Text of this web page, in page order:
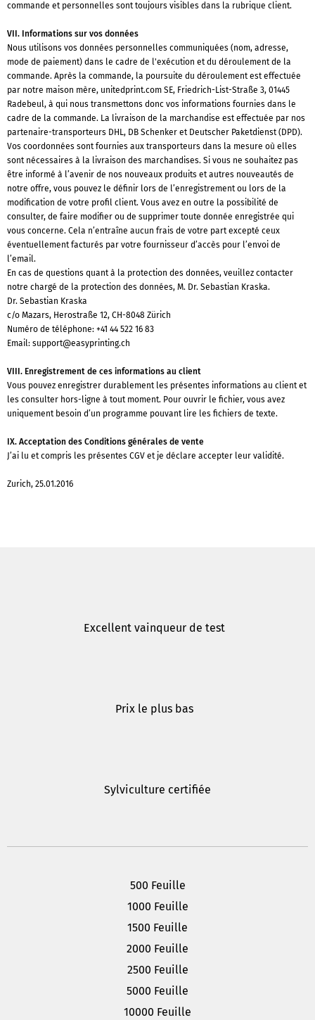
commande et personnelles sont toujours visibles dans la rubrique client.
VII. Informations sur vos données
Nous utilisons vos données personnelles communiquées (nom, adresse,
mode de paiement) dans le cadre de l'exécution et du déroulement de la
commande. Après la commande, la poursuite du déroulement est effectuée
par notre maison mère, unitedprint.com SE, Friedrich-List-Straße 3, 01445
Radebeul, à qui nous transmettons donc vos informations fournies dans le
cadre de la commande. La livraison de la marchandise est effectuée par nos
partenaire-transporteurs DHL, DB Schenker et Deutscher Paketdienst (DPD).
Vos coordonnées sont fournies aux transporteurs dans la mesure où elles
sont nécessaires à la livraison des marchandises. Si vous ne souhaitez pas
être informé à l’avenir de nos nouveaux produits et autres nouveautés de
notre offre, vous pouvez le définir lors de l’enregistrement ou lors de la
modification de votre profil client. Vous avez en outre la possibilité de
consulter, de faire modifier ou de supprimer toute donnée enregistrée qui
vous concerne. Cela n’entraîne aucun frais de votre part excepté ceux
éventuellement facturés par votre fournisseur d’accès pour l’envoi de
l’email.
En cas de questions quant à la protection des données, veuillez contacter
notre chargé de la protection des données, M. Dr. Sebastian Kraska.
Dr. Sebastian Kraska
c/o Mazars, Herostraße 12, CH-8048 Zürich
Numéro de téléphone: +41 44 522 16 83
Email: support@easyprinting.ch
VIII. Enregistrement de ces informations au client
Vous pouvez enregistrer durablement les présentes informations au client et
les consulter hors-ligne à tout moment. Pour ouvrir le fichier, vous avez
uniquement besoin d’un programme pouvant lire les fichiers de texte.
IX. Acceptation des Conditions générales de vente
J’ai lu et compris les présentes CGV et je déclare accepter leur validité.
Zurich, 25.01.2016
Excellent vainqueur de test
Prix le plus bas
Sylviculture certifiée
500 Feuille
1000 Feuille
1500 Feuille
2000 Feuille
2500 Feuille
5000 Feuille
10000 Feuille